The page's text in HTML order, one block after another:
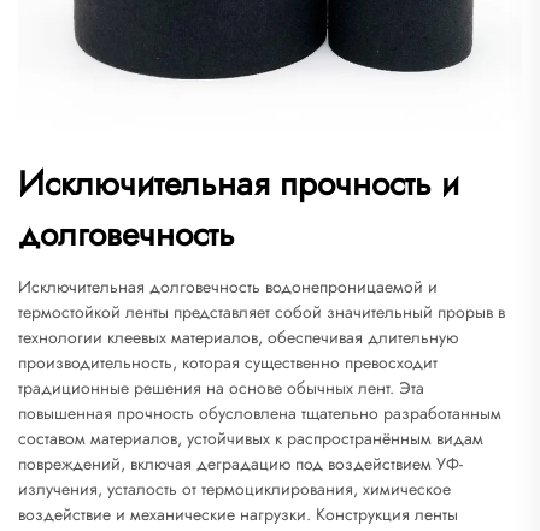
Исключительная прочность и
долговечность
Исключительная долговечность водонепроницаемой и
термостойкой ленты представляет собой значительный прорыв в
технологии клеевых материалов, обеспечивая длительную
производительность, которая существенно превосходит
традиционные решения на основе обычных лент. Эта
повышенная прочность обусловлена тщательно разработанным
составом материалов, устойчивых к распространённым видам
повреждений, включая деградацию под воздействием УФ-
излучения, усталость от термоциклирования, химическое
воздействие и механические нагрузки. Конструкция ленты